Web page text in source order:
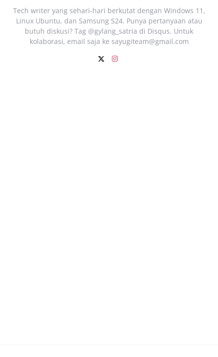
Tech writer yang sehari‑hari berkutat dengan Windows 11,
Linux Ubuntu, dan Samsung S24. Punya pertanyaan atau
butuh diskusi? Tag @gylang_satria di Disqus. Untuk
kolaborasi, email saja ke sayugiteam@gmail.com